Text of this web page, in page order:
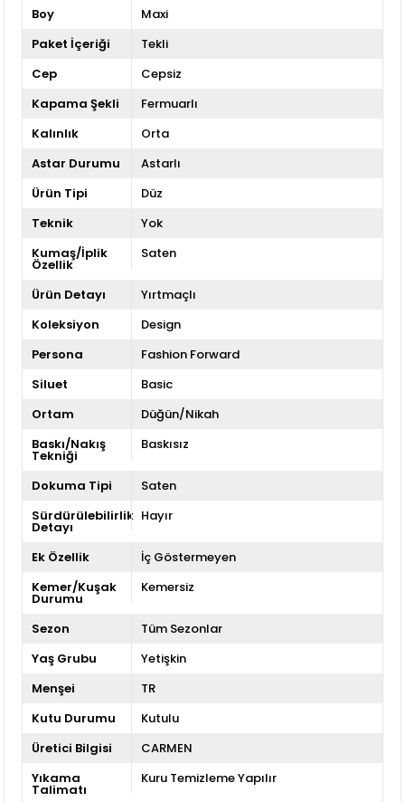
Boy
Maxi
Paket İçeriği
Tekli
Cep
Cepsiz
Kapama Şekli
Fermuarlı
Kalınlık
Orta
Astar Durumu
Astarlı
Ürün Tipi
Düz
Teknik
Yok
Kumaş/İplik
Özellik
Saten
Ürün Detayı
Yırtmaçlı
Koleksiyon
Design
Persona
Fashion Forward
Siluet
Basic
Ortam
Düğün/Nikah
Baskı/Nakış
Tekniği
Baskısız
Dokuma Tipi
Saten
Sürdürülebilirlik
Detayı
Hayır
Ek Özellik
İç Göstermeyen
Kemer/Kuşak
Durumu
Kemersiz
Sezon
Tüm Sezonlar
Yaş Grubu
Yetişkin
Menşei
TR
Kutu Durumu
Kutulu
Üretici Bilgisi
CARMEN
Yıkama
Talimatı
Kuru Temizleme Yapılır